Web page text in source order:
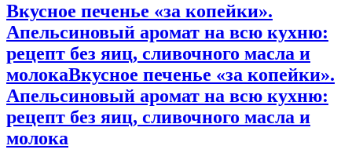
Вкусное печенье «за копейки».
Апельсиновый аромат на всю кухню:
рецепт без яиц, сливочного масла и
молокаВкусное печенье «за копейки».
Апельсиновый аромат на всю кухню:
рецепт без яиц, сливочного масла и
молока